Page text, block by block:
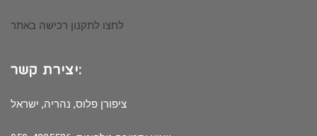
לחצו לתקנון רכישה באתר
יצירת קשר:
ציפורן פלוס, נהריה, ישראל